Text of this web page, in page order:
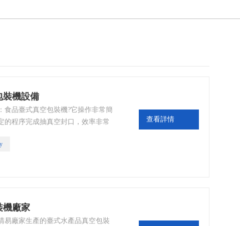
裝機設備
食品臺式真空包裝機?它操作非常簡
的程序完成抽真空封口，效率非常
查看詳情
機廠家
易廠家生產的臺式水產品真空包裝